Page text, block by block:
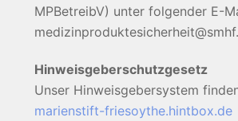
MPBetreibV) unter folgender E-
Hinweisgeberschutzgesetz
Unser Hinweisgebersystem
marienstift-friesoythe.hintbox.de